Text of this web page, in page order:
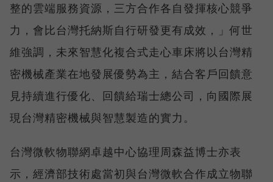
整的雲端服務資源，三方合作各自發揮核心競爭
力，會比台灣托納斯自行研發更有成效，」何世
維強調，未來智慧化複合式走心車床將以台灣精
密機械產業在地發展優勢為主，結合客戶回饋意
見持續進行優化、回饋給瑞士總公司，向國際展
現台灣精密機械與智慧製造的實力。
台灣微軟物聯網卓越中心協理周森益博士亦表
示，經濟部技術處當初與台灣微軟合作成立物聯